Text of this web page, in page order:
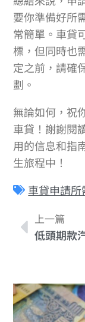
要你準備好所
常簡單。車貸
標，但同時也
定之前，請確
劃。
無論如何，祝
車貸！謝謝閱
用的信息和指
生旅程中！
車貸申請所
上一篇